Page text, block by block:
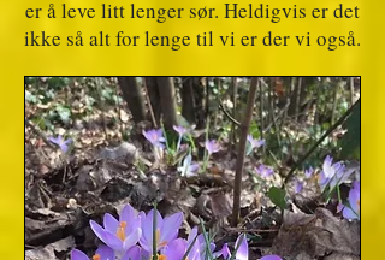
er å leve litt lenger sør. Heldigvis er det
ikke så alt for lenge til vi er der vi også.